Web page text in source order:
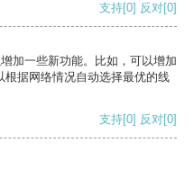
支持[0] 反对[0]
加一些新功能。比如，可以增加
据网络情况自动选择最优的线
支持[0] 反对[0]